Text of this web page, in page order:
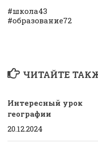
#школа43
#образование72
ЧИТАЙТЕ
Интересный урок
географии
20.12.2024